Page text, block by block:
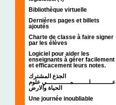
Bibliothèque virtuelle
Dernières pages et billets
ajoutés
Charte de classe à faire signer
par les élèves
Logiciel pour aider les
enseignants à gérer facilement
et efficacement leurs notes.
الجذع المشترك
عـــــــــــلــــــــمــــــــــــي علوم
الحياة والارض
Une journée inoubliable